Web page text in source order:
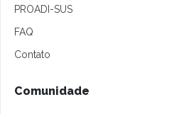
PROADI-SUS
FAQ
Contato
Comunidade